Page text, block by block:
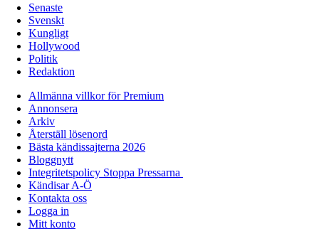
Senaste
Svenskt
Kungligt
Hollywood
Politik
Redaktion
Allmänna villkor för Premium
Annonsera
Arkiv
Återställ lösenord
Bästa kändissajterna 2026
Bloggnytt
Integritetspolicy Stoppa Pressarna
Kändisar A-Ö
Kontakta oss
Logga in
Mitt konto